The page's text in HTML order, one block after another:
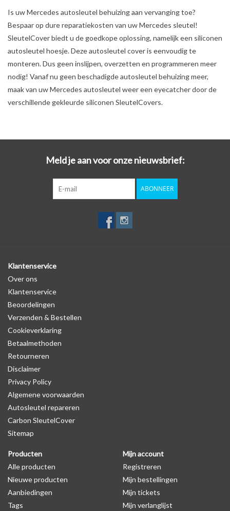
Is uw Mercedes autosleutel behuizing aan vervanging toe?
Bespaar op dure reparatiekosten van uw Mercedes sleutel!
SleutelCover biedt u de goedkope oplossing, namelijk een siliconen
autosleutel hoesje. Deze autosleutel cover is eenvoudig te
monteren. Dus geen inslijpen, overzetten en programmeren meer
nodig! Vanaf nu geen beschadigde autosleutel behuizing meer,
maak van uw Mercedes autosleutel weer een eyecatcher door de
verschillende gekleurde siliconen SleutelCovers.
Meld je aan voor onze nieuwsbrief:
ABONNEER
Klantenservice
Over ons
Klantenservice
Beoordelingen
Verzenden & Bestellen
Cookieverklaring
Betaalmethoden
Retourneren
Disclaimer
Privacy Policy
Algemene voorwaarden
Autosleutel repareren
Carbon SleutelCover
Sitemap
Producten
Alle producten
Nieuwe producten
Aanbiedingen
Tags
Mijn account
Registreren
Mijn bestellingen
Mijn tickets
Mijn verlanglijst